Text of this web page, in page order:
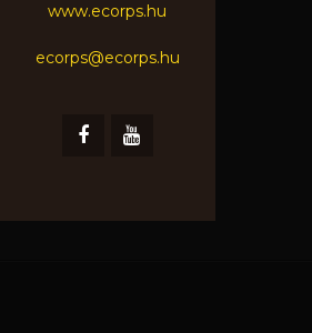
www.ecorps.hu
ecorps@ecorps.hu